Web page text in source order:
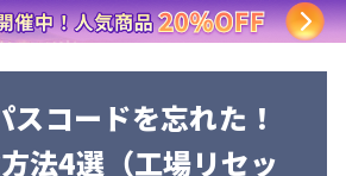
コードを忘れた！
法4選（工場リセッ